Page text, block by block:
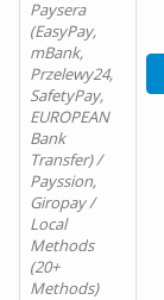
Paysera
(EasyPay,
mBank,
Przelewy24,
SafetyPay,
EUROPEAN
Bank
Transfer) /
Payssion,
Giropay /
Local
Methods
(20+
Methods)